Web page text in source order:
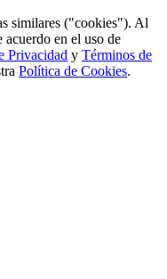
similares ("cookies"). Al
acuerdo en el uso de
Privacidad y Términos de
Política de Cookies.